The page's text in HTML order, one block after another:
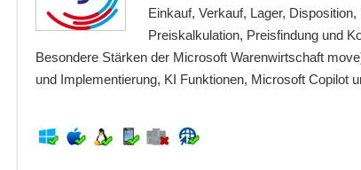
Einkauf, Verkauf, Lager,
Preiskalkulation, Preisfindung und
Besondere Stärken der Microsoft Warenwirtschaft
und Implementierung, KI Funktionen, Microsoft Copilot